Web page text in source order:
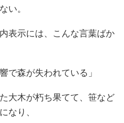
い。
表示には、こんな言葉ばか
で森が失われている」
大木が朽ち果てて、笹など
なり、